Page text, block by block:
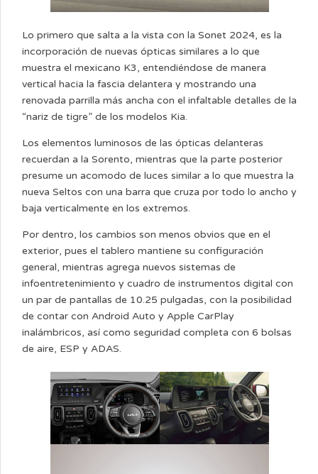
Lo primero que salta a la vista con la Sonet 2024, es la
incorporación de nuevas ópticas similares a lo que
muestra el mexicano K3, entendiéndose de manera
vertical hacia la fascia delantera y mostrando una
renovada parrilla más ancha con el infaltable detalles de la
“nariz de tigre” de los modelos Kia.
Los elementos luminosos de las ópticas delanteras
recuerdan a la Sorento, mientras que la parte posterior
presume un acomodo de luces similar a lo que muestra la
nueva Seltos con una barra que cruza por todo lo ancho y
baja verticalmente en los extremos.
Por dentro, los cambios son menos obvios que en el
exterior, pues el tablero mantiene su configuración
general, mientras agrega nuevos sistemas de
infoentretenimiento y cuadro de instrumentos digital con
un par de pantallas de 10.25 pulgadas, con la posibilidad
de contar con Android Auto y Apple CarPlay
inalámbricos, así como seguridad completa con 6 bolsas
de aire, ESP y ADAS.